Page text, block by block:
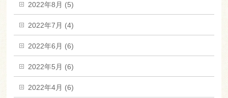
2022年8月 (5)
2022年7月 (4)
2022年6月 (6)
2022年5月 (6)
2022年4月 (6)